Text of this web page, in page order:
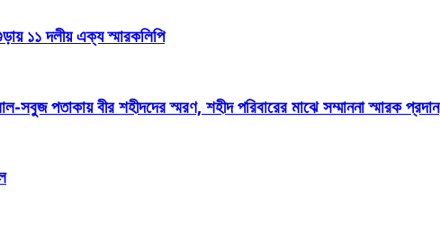
১১ দলীয় এক্য স্মারকলিপি
পতাকায় বীর শহীদদের স্মরণ, শহীদ পরিবারের মাঝে সম্মাননা স্মারক প্রদান